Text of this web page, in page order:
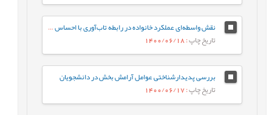
نقش واسطه‌ای عملکرد خانواده در رابطه تاب‌آوری با احساس حقارت
تاریخ چاپ: 1400/06/18
بررسی پديدارشناختی عوامل آرامش بخش در دانشجويان
تاریخ چاپ: 1400/06/17